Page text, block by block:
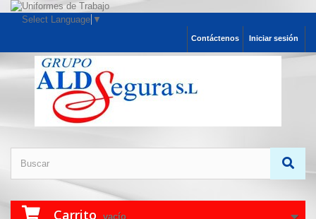
Select Language ▼
Iniciar sesión
Contáctenos
Carrito vacío